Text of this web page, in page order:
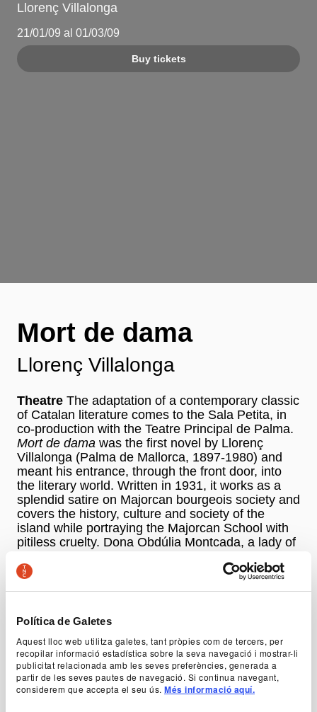
Política de Galetes
Aquest lloc web utilitza galetes, tant pròpies com de tercers, per
recopilar informació estadística sobre la seva navegació i mostrar-li
publicitat relacionada amb les seves preferències, generada a
partir de les seves pautes de navegació. Si continua navegant,
considerem que accepta el seu ús. Més informació aquí.
Llorenç Villalonga
21/01/09 al 01/03/09
Buy tickets
Mort de dama
Llorenç Villalonga
Theatre The adaptation of a contemporary classic
of Catalan literature comes to the Sala Petita, in
co-production with the Teatre Principal de Palma.
Mort de dama was the first novel by Llorenç
Villalonga (Palma de Mallorca, 1897-1980) and
meant his entrance, through the front door, into
the literary world. Written in 1931, it works as a
splendid satire on Majorcan bourgeois society and
covers the history, culture and society of the
island while portraying the Majorcan School with
pitiless cruelty. Dona Obdúlia Montcada, a lady of
Her suffering conceals a regionalist Majorca,
which Villalonga brilliantly parodies in a series of
inherence of the lady: Dona Maria Antònia,
Baroness of Bearn; Remei Huguet; and Aina
Cohen, a folkloric and rural poetess and the
greedy and Sapphic author of the famous poem
La camperola, a composition full of ingenuous
grace. A magnificent review of Majorcan history
and culture, written with a mastery and sarcasm